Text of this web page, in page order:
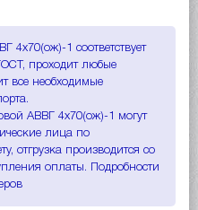
4х70(ож)-1 соответствует
проходит любые
все необходимые
АВВГ 4х70(ож)-1 могут
лица по
отгрузка производится со
оплаты. Подробности